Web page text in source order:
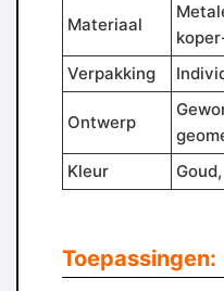
Materiaal
Verpakking
Ontwerp
Kleur
Toepassingen: